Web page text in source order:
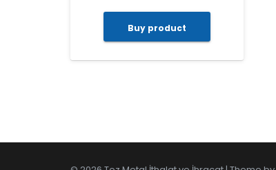
Buy product